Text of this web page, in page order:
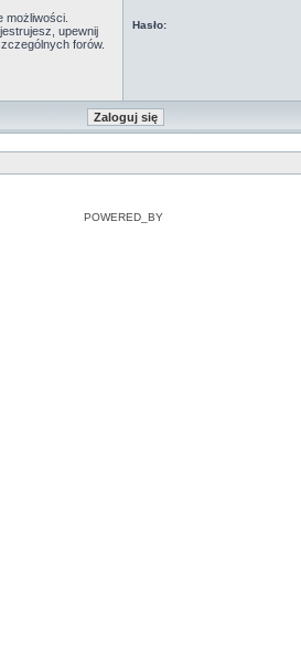
możliwości.
upewnij
forów.
Hasło:
POWERED_BY